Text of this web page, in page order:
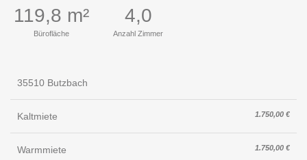
119,8 m²
Bürofläche
4,0
Anzahl Zimmer
35510 Butzbach
Kaltmiete 1.750,00 €
Warmmiete 1.750,00 €